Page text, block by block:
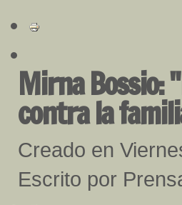
Mirna Bossio:
contra la
Creado en
Escrito por